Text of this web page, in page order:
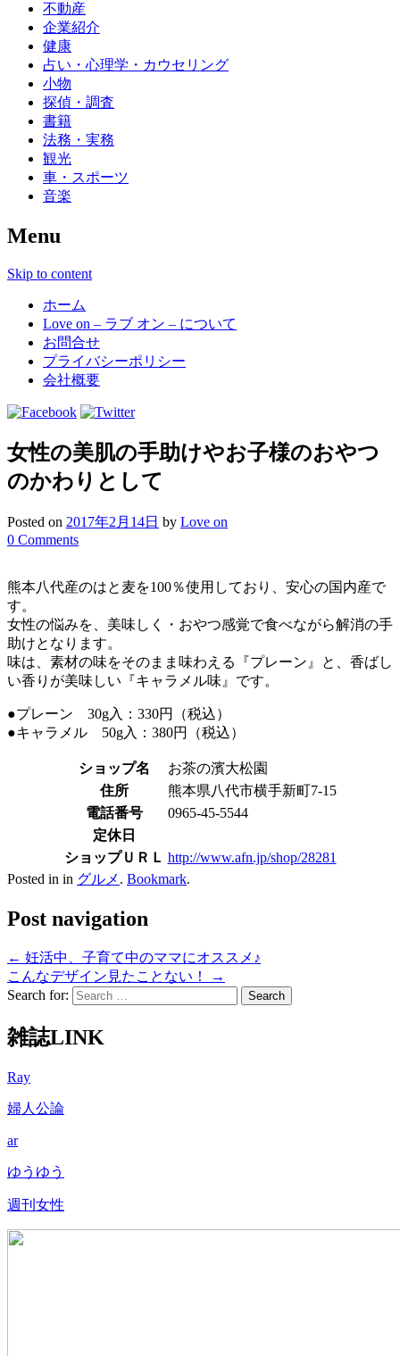
不動産
企業紹介
健康
占い・心理学・カウセリング
小物
探偵・調査
書籍
法務・実務
観光
車・スポーツ
音楽
Menu
Skip to content
ホーム
Love on – ラブ オン – について
お問合せ
プライバシーポリシー
会社概要
女性の美肌の手助けやお子様のおやつ
のかわりとして
Posted on 2017年2月14日 by Love on
0 Comments
熊本八代産のはと麦を100％使用しており、安心の国内産で
す。
女性の悩みを、美味しく・おやつ感覚で食べながら解消の手
助けとなります。
味は、素材の味をそのまま味わえる『プレーン』と、香ばし
い香りが美味しい『キャラメル味』です。
●プレーン 30g入：330円（税込）
●キャラメル 50g入：380円（税込）
ショップ名
お茶の濱大松園
住所
熊本県八代市横手新町7-15
電話番号
0965-45-5544
定休日
ショップＵＲＬ http://www.afn.jp/shop/28281
Posted in in グルメ . Bookmark.
Post navigation
← 妊活中、子育て中のママにオススメ♪
こんなデザイン見たことない！
→
Search for:
雑誌LINK
Ray
婦人公論
ar
ゆうゆう
週刊女性